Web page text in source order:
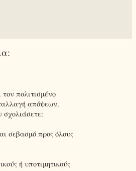
πολιτισμένο
απόψεων.
σεβασμό προς όλους
ή υποτιμητικούς